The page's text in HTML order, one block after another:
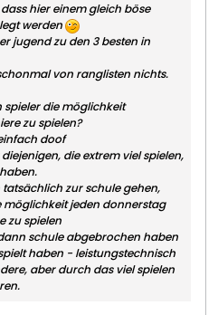
hier einem gleich böse
werden
jugend zu den 3 besten in
von ranglisten nichts.
spieler die möglichkeit
zu spielen?
doof
die extrem viel spielen,
zur schule gehen,
jeden donnerstag
zu spielen
schule abgebrochen haben
haben - leistungstechnisch
aber durch das viel spielen